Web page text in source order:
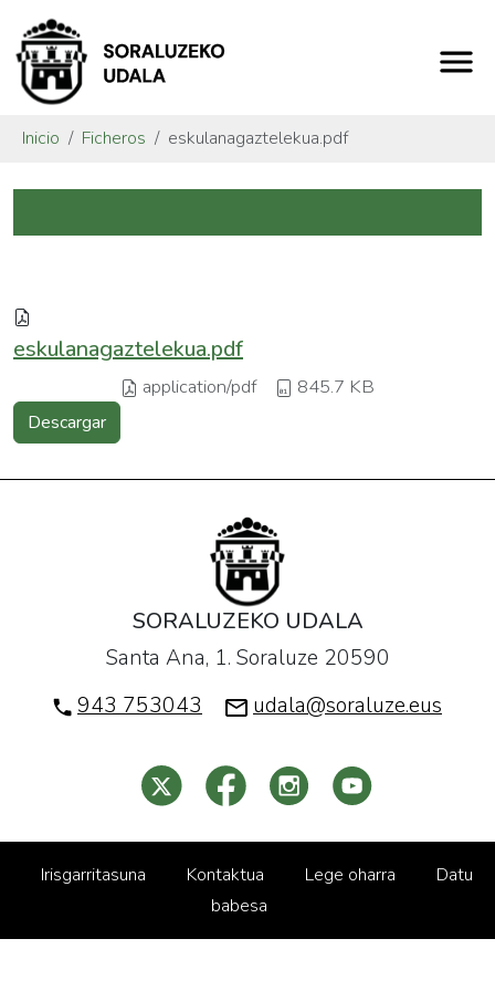
Inicio Ficheros eskulanagaztelekua.pdf
eskulanagaztelekua.pdf
application/pdf 845.7 KB
Descargar
SORALUZEKO UDALA
Santa Ana, 1. Soraluze 20590
943 753043
udala@soraluze.eus
Irisgarritasuna Kontaktua Lege oharra
Datu
babesa